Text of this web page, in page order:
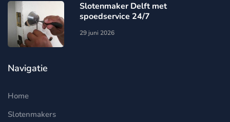
Slotenmaker Delft met
spoedservice 24/7
29 juni 2026
Navigatie
Home
Slotenmakers